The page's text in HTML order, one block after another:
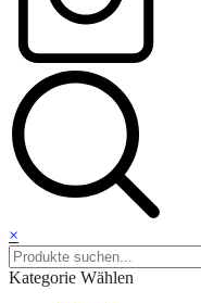
×
Kategorie Wählen